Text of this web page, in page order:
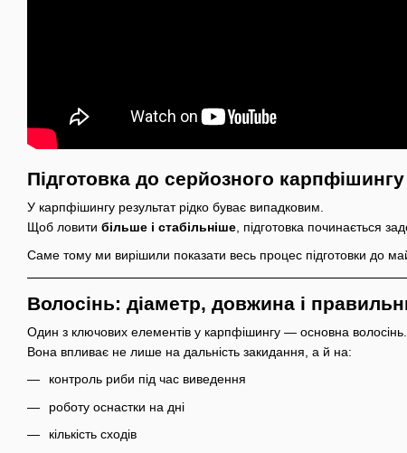
Підготовка до серйозного
У карпфішингу результат рідко буває випадковим.
Щоб ловити більше і стабільніше, підготовка починається
Саме тому ми вирішили показати весь процес підготовки до
Волосінь: діаметр, довжина і
Один з ключових елементів у карпфішингу — основна волосінь.
Вона впливає не лише на дальність закидання, а й на:
контроль риби під час виведення
роботу оснастки на дні
кількість сходів